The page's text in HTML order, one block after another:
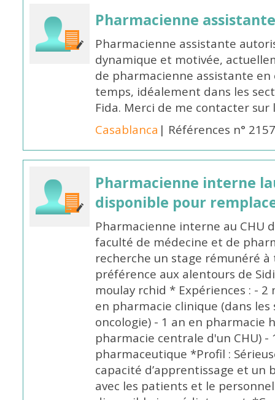
Pharmacienne
Pharmacienne assistante
dynamique et motivée,
de pharmacienne assistante en
temps, idéalement dans les
Fida. Merci de me contacter sur
Casablanca | Références n°
Pharmacienne interne
disponible pour
Pharmacienne interne au CHU
faculté de médecine et de
recherche un stage rémunéré
préférence aux alentours de
moulay rchid * Expériences : -
en pharmacie clinique (dans les
oncologie) - 1 an en pharmacie
pharmacie centrale d'un CHU)
pharmaceutique *Profil :
capacité d’apprentissage et un
avec les patients et le